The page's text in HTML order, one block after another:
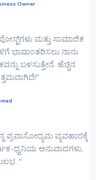
Owner
ಮತ್ತು ಸಾಮಾಜಿಕ
ಭಾಷಾಂತರಿಸಲು ನಾನು
ಬಳಸುತ್ತೇನೆ. ಹೆಚ್ಚಿನ
ಪ್ರವಾಸೋದ್ಯಮ ವ್ಯವಹಾರಕ್ಕೆ
ಧ್ವನಿಯ ಅನುವಾದಗಳು,
"